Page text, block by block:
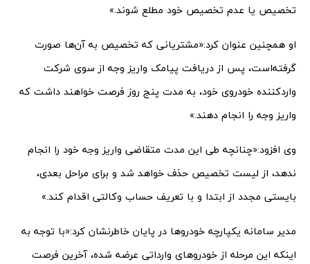
تخصیص یا عدم تخصیص خود مطلع شوند.»
او همچنین عنوان کرد:«مشتریانی که تخصیص به آن‌ها صورت
گرفته‌است، پس از دریافت پیامک واریز وجه از سوی شرکت
واردکننده خودروی خود، به مدت پنج روز فرصت خواهند داشت که
واریز وجه را انجام دهند.»
وی افزود:«چنانچه طی این مدت متقاضی واریز وجه خود را انجام
ندهد، از لیست تخصیص حذف خواهد شد و برای مراحل بعدی،
بایستی مجدد از ابتدا و با تعریف حساب وکالتی اقدام کند.»
مدیر سامانه یکپارچه خودروها در پایان خاطرنشان کرد:«با توجه به
اینکه این مرحله از خودروهای وارداتی عرضه شده، آخرین فرصت‌